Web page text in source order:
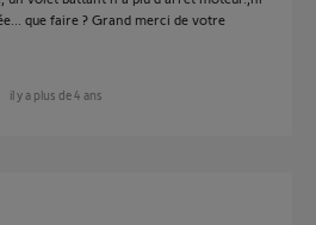
que faire ? Grand merci de votre
il y a plus de 4 ans